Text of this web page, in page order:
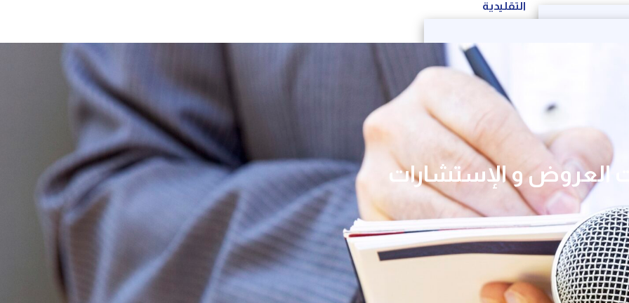
التقليدية
العروض و الإستشارات